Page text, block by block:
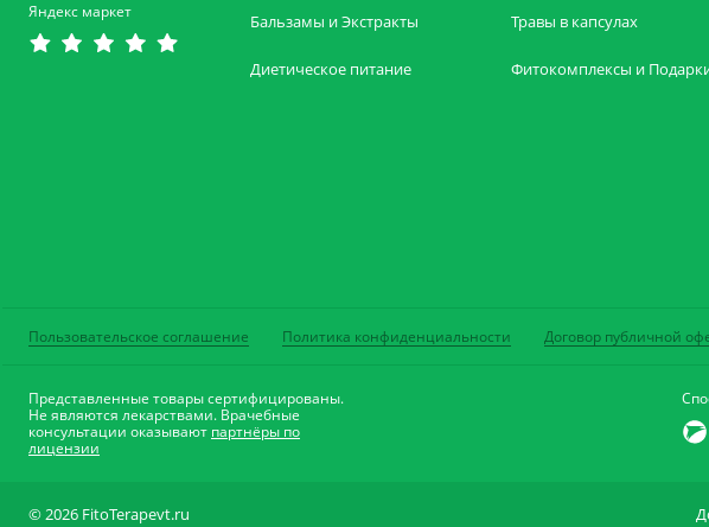
Яндекс маркет Бальзамы и Экстракты
Диетическое питание
Травы в капсулах
Фитокомплексы и
Пользовательское соглашение Политика конфиденциальности Договор публичной
Представленные товары сертифицированы.
Не являются лекарствами. Врачебные
консультации оказывают партнёры по
лицензии
© 2026 FitoTerapevt.ru